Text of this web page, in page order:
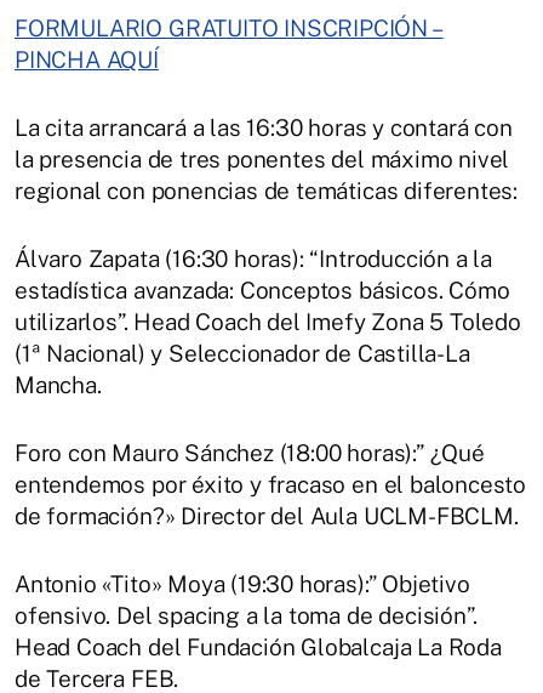
FORMULARIO GRATUITO INSCRIPCIÓN –
PINCHA AQUÍ
La cita arrancará a las 16:30 horas y contará con
la presencia de tres ponentes del máximo nivel
regional con ponencias de temáticas diferentes:
Álvaro Zapata (16:30 horas): “Introducción a la
estadística avanzada: Conceptos básicos. Cómo
utilizarlos”. Head Coach del Imefy Zona 5 Toledo
(1ª Nacional) y Seleccionador de Castilla-La
Mancha.
Foro con Mauro Sánchez (18:00 horas):” ¿Qué
entendemos por éxito y fracaso en el baloncesto
de formación?» Director del Aula UCLM-FBCLM.
Antonio «Tito» Moya (19:30 horas):” Objetivo
ofensivo. Del spacing a la toma de decisión”.
Head Coach del Fundación Globalcaja La Roda
de Tercera FEB.